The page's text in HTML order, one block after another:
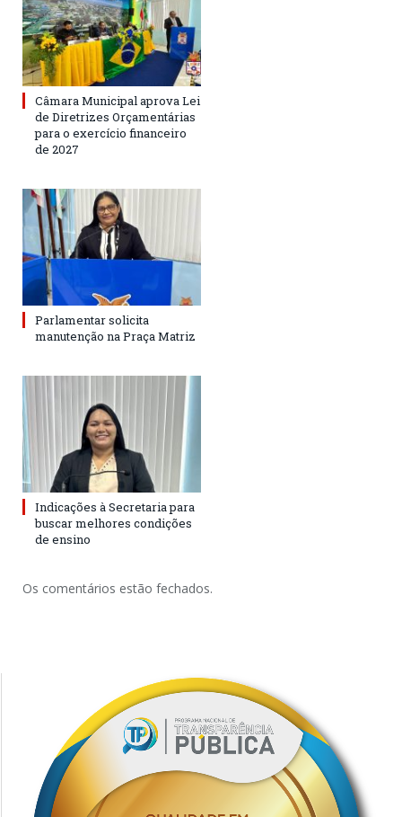
Câmara Municipal aprova Lei
de Diretrizes Orçamentárias
para o exercício financeiro
de 2027
Parlamentar solicita
manutenção na Praça Matriz
Indicações à Secretaria para
buscar melhores condições
de ensino
Os comentários estão fechados.